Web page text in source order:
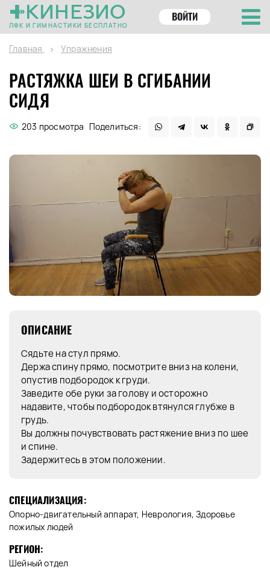
КИНЕЗИО
ЛФК И ГИМНАСТИКИ БЕСПЛАТНО
ВОЙТИ
Главная Упражнения
РАСТЯЖКА ШЕИ В СГИБАНИИ
СИДЯ
203 просмотра Поделиться:
ОПИСАНИЕ
Сядьте на стул прямо.
Держа спину прямо, посмотрите вниз на колени,
опустив подбородок к груди.
Заведите обе руки за голову и осторожно
надавите, чтобы подбородок втянулся глубже в
грудь.
Вы должны почувствовать растяжение вниз по шее
и спине.
Задержитесь в этом положении.
СПЕЦИАЛИЗАЦИЯ:
Опорно-двигательный аппарат, Неврология, Здоровье
пожилых людей
РЕГИОН:
Шейный отдел